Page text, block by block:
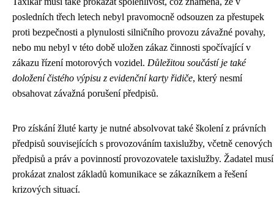
posledních třech letech nebyl pravomocně odsouzen za přestupek
proti bezpečnosti a plynulosti silničního provozu závažné povahy,
nebo mu nebyl v této době uložen zákaz činnosti spočívající v
zákazu řízení motorových vozidel. Důležitou součástí je také
doložení čistého výpisu z evidenční karty řidiče, který nesmí
obsahovat závažná porušení předpisů.
Pro získání žluté karty je nutné absolvovat také školení z právních
předpisů souvisejících s provozováním taxislužby, včetně cenových
předpisů a práv a povinností provozovatele taxislužby. Žadatel musí
prokázat znalost základů komunikace se zákazníkem a řešení
krizových situací.